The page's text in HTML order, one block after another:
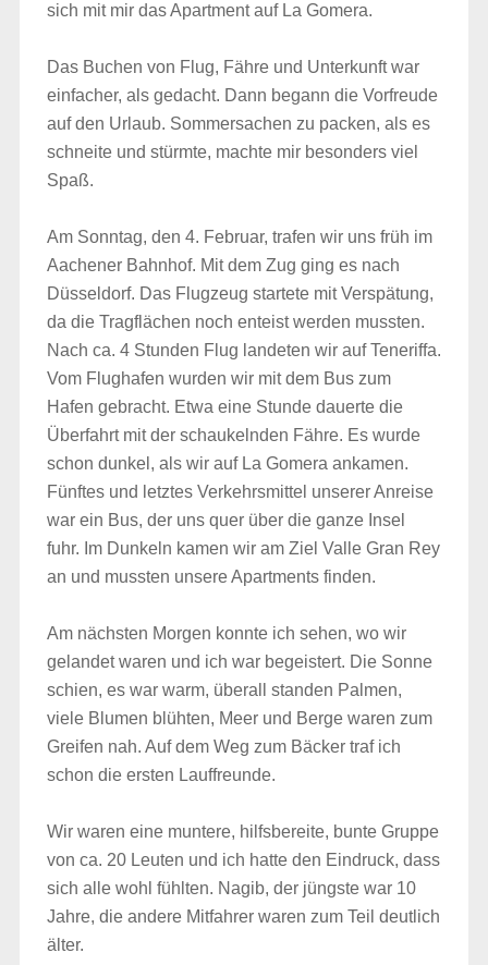
sich mit mir das Apartment auf La Gomera.
Das Buchen von Flug, Fähre und Unterkunft war
einfacher, als gedacht. Dann begann die Vorfreude
auf den Urlaub. Sommersachen zu packen, als es
schneite und stürmte, machte mir besonders viel
Spaß.
Am Sonntag, den 4. Februar, trafen wir uns früh im
Aachener Bahnhof. Mit dem Zug ging es nach
Düsseldorf. Das Flugzeug startete mit Verspätung,
da die Tragflächen noch enteist werden mussten.
Nach ca. 4 Stunden Flug landeten wir auf Teneriffa.
Vom Flughafen wurden wir mit dem Bus zum
Hafen gebracht. Etwa eine Stunde dauerte die
Überfahrt mit der schaukelnden Fähre. Es wurde
schon dunkel, als wir auf La Gomera ankamen.
Fünftes und letztes Verkehrsmittel unserer Anreise
war ein Bus, der uns quer über die ganze Insel
fuhr. Im Dunkeln kamen wir am Ziel Valle Gran Rey
an und mussten unsere Apartments finden.
Am nächsten Morgen konnte ich sehen, wo wir
gelandet waren und ich war begeistert. Die Sonne
schien, es war warm, überall standen Palmen,
viele Blumen blühten, Meer und Berge waren zum
Greifen nah. Auf dem Weg zum Bäcker traf ich
schon die ersten Lauffreunde.
Wir waren eine muntere, hilfsbereite, bunte Gruppe
von ca. 20 Leuten und ich hatte den Eindruck, dass
sich alle wohl fühlten. Nagib, der jüngste war 10
Jahre, die andere Mitfahrer waren zum Teil deutlich
älter.